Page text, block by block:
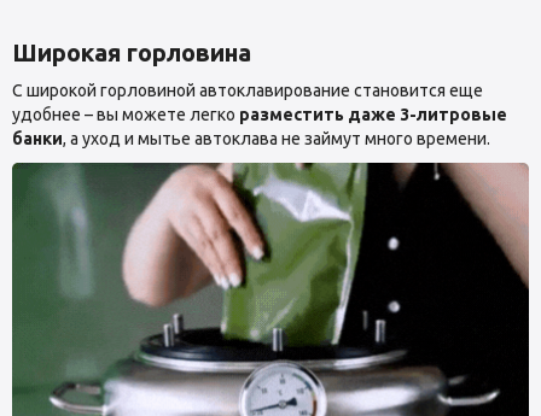
Широкая горловина
С широкой горловиной автоклавирование становится еще
удобнее – вы можете легко разместить даже 3-литровые
банки, а уход и мытье автоклава не займут много времени.